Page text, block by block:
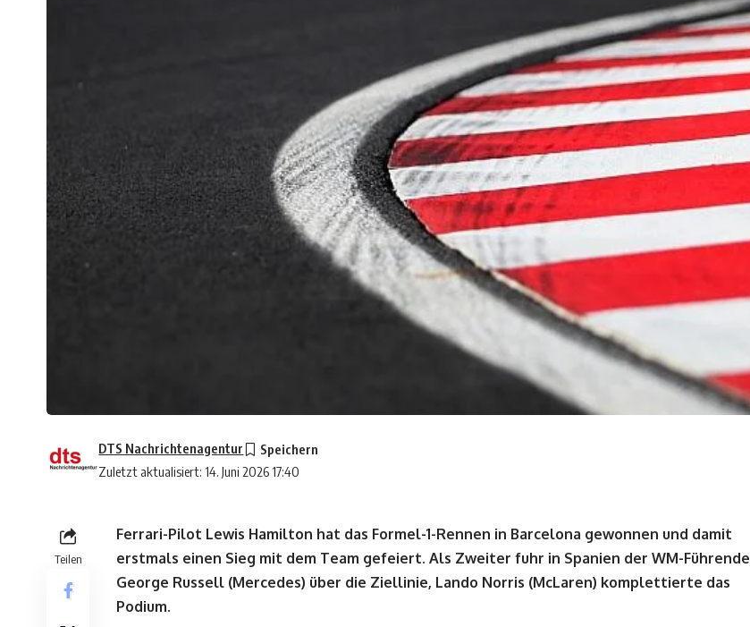
Zuletzt aktualisiert: 14. Juni 2026 17:40
DTS Nachrichtenagentur
Teilen
Ferrari-Pilot Lewis Hamilton hat das Formel-1-Rennen in Barcelona gewonnen und damit
erstmals einen Sieg mit dem Team gefeiert. Als Zweiter fuhr in Spanien der WM-Führende
George Russell (Mercedes) über die Ziellinie, Lando Norris (McLaren) komplettierte das
Podium.